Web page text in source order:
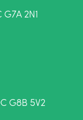
2N1
G8B 5V2